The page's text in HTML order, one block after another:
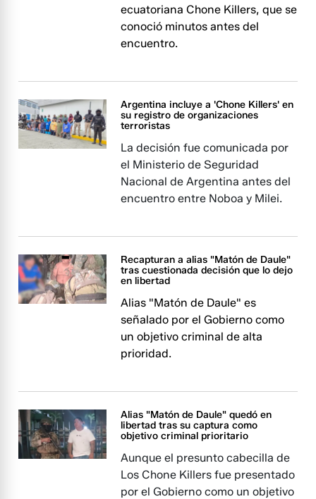
ecuatoriana Chone Killers, que se
conoció minutos antes del
encuentro.
Argentina incluye a 'Chone Killers' en
su registro de organizaciones
terroristas
La decisión fue comunicada por
el Ministerio de Seguridad
Nacional de Argentina antes del
encuentro entre Noboa y Milei.
Recapturan a alias "Matón de Daule"
tras cuestionada decisión que lo dejo
en libertad
Alias "Matón de Daule" es
señalado por el Gobierno como
un objetivo criminal de alta
prioridad.
Alias "Matón de Daule" quedó en
libertad tras su captura como
objetivo criminal prioritario
Aunque el presunto cabecilla de
Los Chone Killers fue presentado
por el Gobierno como un objetivo